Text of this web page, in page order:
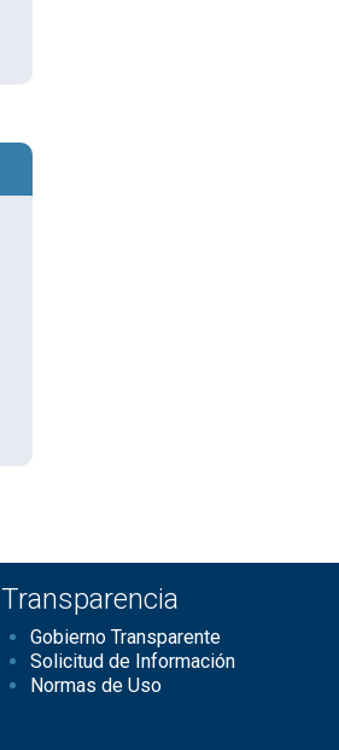
Transparencia
Gobierno Transparente
Solicitud de Información
Normas de Uso